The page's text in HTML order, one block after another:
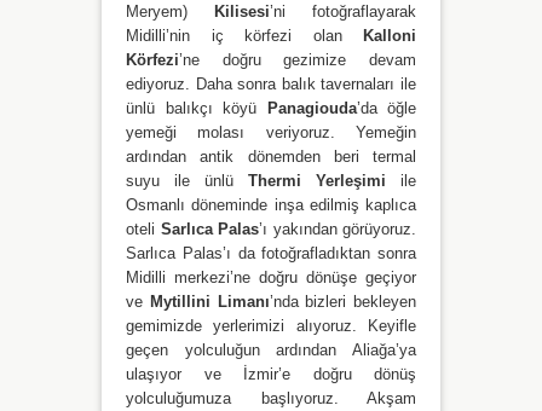
Meryem) Kilisesi’ni fotoğraflayarak
Midilli’nin iç körfezi olan Kalloni
Körfezi’ne doğru gezimize devam
ediyoruz. Daha sonra balık tavernaları ile
ünlü balıkçı köyü Panagiouda’da öğle
yemeği molası veriyoruz. Yemeğin
ardından antik dönemden beri termal
suyu ile ünlü Thermi Yerleşimi ile
Osmanlı döneminde inşa edilmiş kaplıca
oteli Sarlıca Palas’ı yakından görüyoruz.
Sarlıca Palas’ı da fotoğrafladıktan sonra
Midilli merkezi’ne doğru dönüşe geçiyor
ve Mytillini Limanı’nda bizleri bekleyen
gemimizde yerlerimizi alıyoruz. Keyifle
geçen yolculuğun ardından Aliağa’ya
ulaşıyor ve İzmir’e doğru dönüş
yolculuğumuza başlıyoruz. Akşam